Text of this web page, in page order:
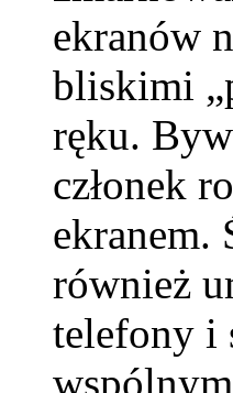
ekranów
bliskimi
ręku.
członek
ekranem.
również
telefony i